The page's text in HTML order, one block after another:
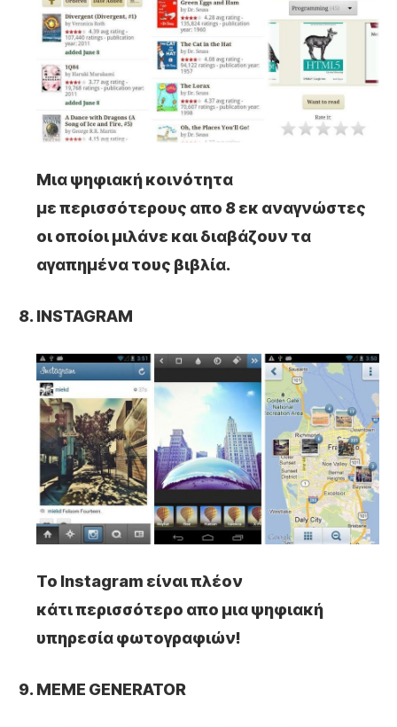
Μια ψηφιακή κοινότητα
με περισσότερους απο 8 εκ αναγνώστες
οι οποίοι μιλάνε και διαβάζουν τα
αγαπημένα τους βιβλία.
INSTAGRAM
Το Instagram είναι πλέον
κάτι περισσότερο απο μια ψηφιακή
υπηρεσία φωτογραφιών!
MEME GENERATOR